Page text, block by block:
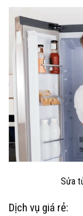
Sửa
Dịch vụ giá rẻ: